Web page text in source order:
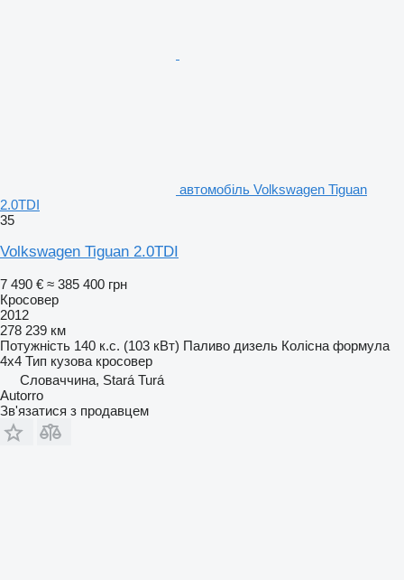
автомобіль Volkswagen Tiguan
2.0TDI
35
Volkswagen Tiguan 2.0TDI
7 490 € ≈ 385 400 грн
Кросовер
2012
278 239 км
Потужність 140 к.с. (103 кВт) Паливо дизель Колісна формула
4x4 Тип кузова кросовер
Словаччина, Stará Turá
Autorro
Зв'язатися з продавцем